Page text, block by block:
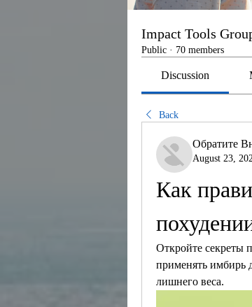
Impact Tools
Public · 70 members
Discussion
Back
Обратите
August 23,
Как
Откройте секреты
применять имбирь
лишнего веса.